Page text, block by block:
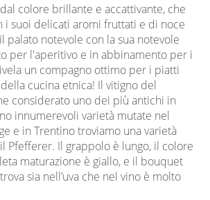
colore brillante e accattivante, che
i suoi delicati aromi fruttati e di noce
palato notevole con la sua notevole
per l'aperitivo e in abbinamento per i
un compagno ottimo per i piatti
cucina etnica! Il vitigno del
considerato uno dei più antichi in
innumerevoli varietà mutate nel
e in Trentino troviamo una varietà
Pfefferer. Il grappolo è lungo, il colore
maturazione è giallo, e il bouquet
sia nell’uva che nel vino è molto